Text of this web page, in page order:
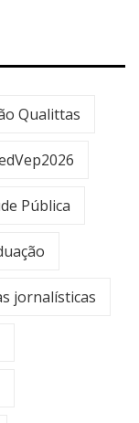
Qualittas
Pública
jornalísticas